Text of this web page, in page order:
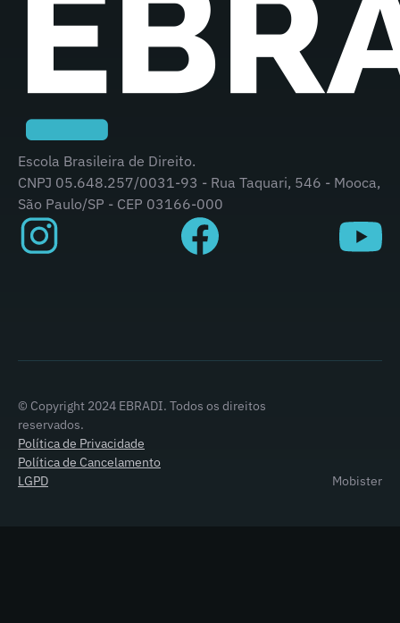
Escola Brasileira de Direito.
CNPJ 05.648.257/0031-93 - Rua Taquari, 546 - Mooca,
São Paulo/SP - CEP 03166-000
© Copyright 2024 EBRADI. Todos os direitos
reservados.
Política de Privacidade
Política de Cancelamento
LGPD
Mobister